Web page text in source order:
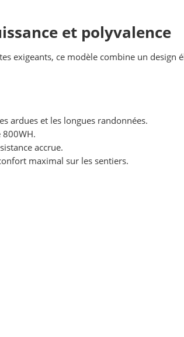
et polyvalence
exigeants, ce modèle combine un design
ardues et les longues randonnées.
accrue.
maximal sur les sentiers.